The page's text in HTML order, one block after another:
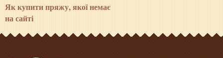
Як купити пряжу, якої немає
на сайті